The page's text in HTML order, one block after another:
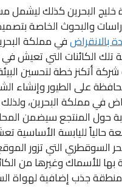
خليج البحرين كذلك ليشمل
والبحوث الخاصة
بالانقراضفي مملكة
الكائنات التي تعيش في
أتكنز خطة لتحسين
على الطيور وإنشاء
في مملكة البحرين،
حول المنتجع سيضمن
حالياً لليابسة الأساسية
السوقطري التي تزور
للأسماك وغيرها من
منطقة جذب إضافية لهواة